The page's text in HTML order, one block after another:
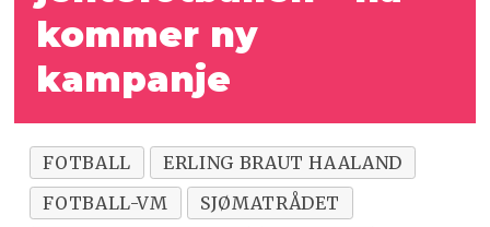
kommer ny
kampanje
FOTBALL
ERLING BRAUT HAALAND
FOTBALL-VM
SJØMATRÅDET